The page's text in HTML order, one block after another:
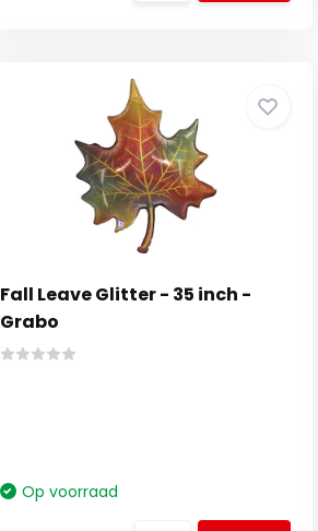
Fall Leave Glitter - 35 inch -
Grabo
Op voorraad